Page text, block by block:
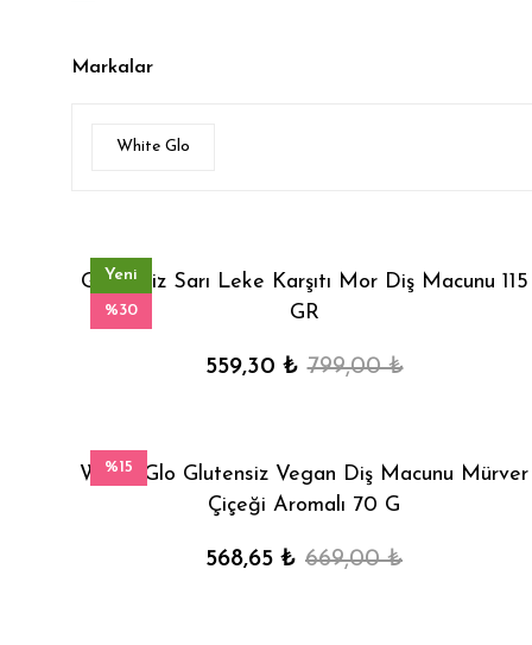
Markalar
White Glo
Yeni
%30
Glutensiz Sarı Leke Karşıtı Mor Diş Macunu 115
GR
559,30 ₺ 799,00 ₺
%15
White Glo Glutensiz Vegan Diş Macunu Mürver
Çiçeği Aromalı 70 G
568,65 ₺ 669,00 ₺